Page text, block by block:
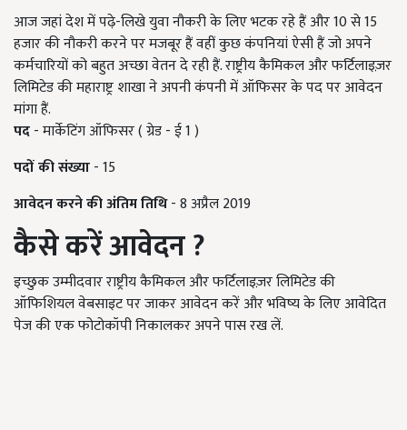
आज जहां देश में पढ़े-लिखे युवा नौकरी के लिए भटक रहे हैं और 10 से 15
हजार की नौकरी करने पर मजबूर हैं वहीं कुछ कंपनियां ऐसी हैं जो अपने
कर्मचारियों को बहुत अच्छा वेतन दे रही हैं. राष्ट्रीय कैमिकल और फर्टिलाइज़र
लिमिटेड की महाराष्ट्र शाखा ने अपनी कंपनी में ऑफिसर के पद पर आवेदन
मांगा हैं.
पद- मार्केटिंग ऑफिसर ( ग्रेड - ई 1 )
पदों की संख्या- 15
आवेदन करने की अंतिम तिथि- 8 अप्रैल 2019
कैसे करें आवेदन?
इच्छुक उम्मीदवार राष्ट्रीय कैमिकल और फर्टिलाइज़र लिमिटेड की
ऑफिशियल वेबसाइट पर जाकर आवेदन करें और भविष्य के लिए आवेदित
पेज की एक फोटोकॉपी निकालकर अपने पास रख लें.